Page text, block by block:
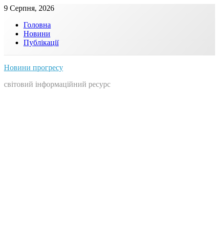
Skip
content
9 Серпня, 2026
Головна
Новини
Публікації
Новини прогресу
світовий інформаційний ресурс